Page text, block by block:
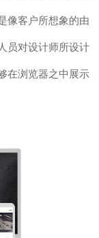
像客户所想象的由
员对设计师所设计
在浏览器之中展示